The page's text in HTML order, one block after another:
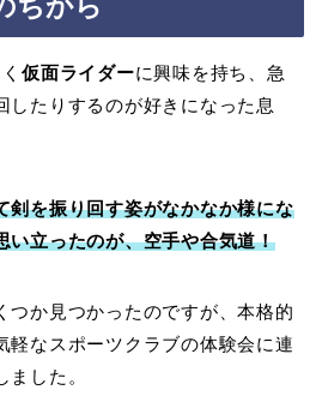
仮面ライダーに興味を持ち、急
したりするのが好きになった息
剣を振り回す姿がなかなか様にな
い立ったのが、空手や合気道！
つか見つかったのですが、本格的
軽なスポーツクラブの体験会に連
した。